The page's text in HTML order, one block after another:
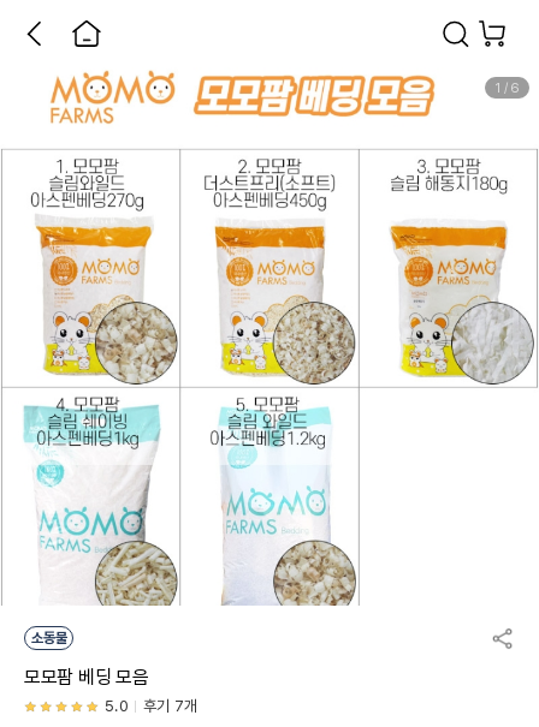
1 / 6
소동물
모모팜 베딩 모음
5.0 후기 7개